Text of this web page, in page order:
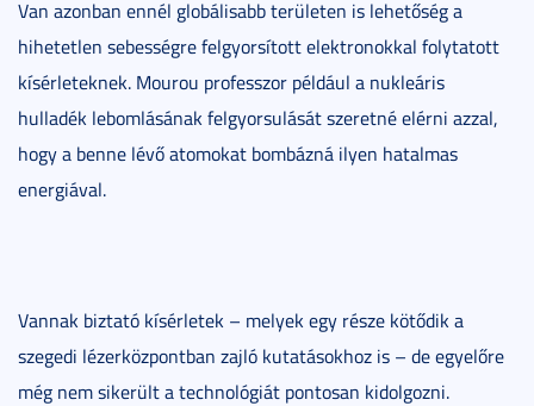
Van azonban ennél globálisabb területen is lehetőség a
hihetetlen sebességre felgyorsított elektronokkal folytatott
kísérleteknek. Mourou professzor például a nukleáris
hulladék lebomlásának felgyorsulását szeretné elérni azzal,
hogy a benne lévő atomokat bombázná ilyen hatalmas
energiával.
Vannak biztató kísérletek – melyek egy része kötődik a
szegedi lézerközpontban zajló kutatásokhoz is – de egyelőre
még nem sikerült a technológiát pontosan kidolgozni.